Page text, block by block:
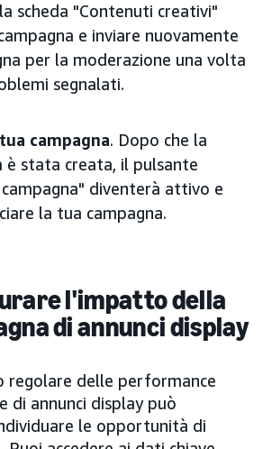
scheda "Contenuti creativi"
e inviare nuovamente
per la moderazione una volta
segnalati.
campagna. Dopo che la
è stata creata, il pulsante
campagna" diventerà attivo e
la tua campagna.
l'impatto della
di annunci display
regolare delle performance
di annunci display può
le opportunità di